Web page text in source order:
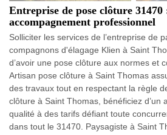
Entreprise de pose clôture 31470
accompagnement professionnel
Solliciter les services de l’entreprise de
compagnons d'élagage Klien à Saint
d’avoir une pose clôture aux normes et
Artisan pose clôture à Saint Thomas
des travaux tout en respectant la règle
clôture à Saint Thomas, bénéficiez d’un
qualité à des tarifs défiant toute
dans tout le 31470. Paysagiste à Saint